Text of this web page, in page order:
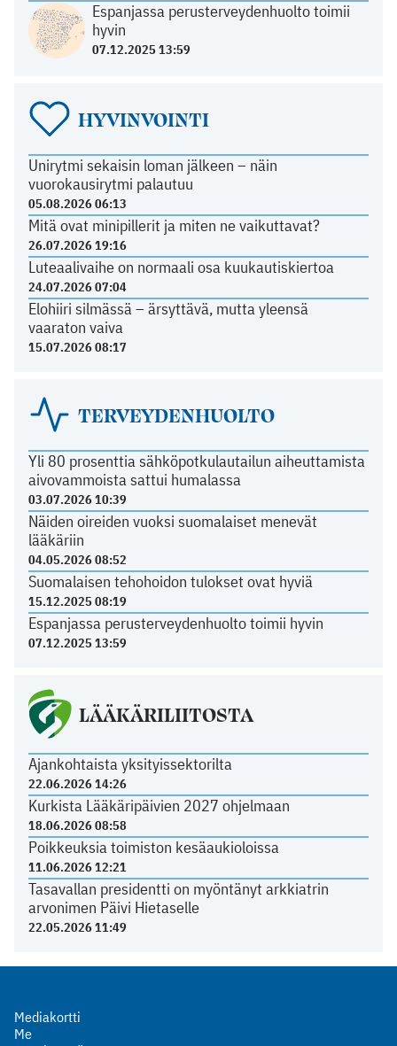
Espanjassa perusterveydenhuolto toimii
hyvin
07.12.2025 13:59
HYVINVOINTI
Unirytmi sekaisin loman jälkeen – näin
vuorokausirytmi palautuu
05.08.2026 06:13
Mitä ovat minipillerit ja miten ne vaikuttavat?
26.07.2026 19:16
Luteaalivaihe on normaali osa kuukautiskiertoa
24.07.2026 07:04
Elohiiri silmässä – ärsyttävä, mutta yleensä
vaaraton vaiva
15.07.2026 08:17
TERVEYDENHUOLTO
Yli 80 prosenttia sähköpotkulautailun aiheuttamista
aivovammoista sattui humalassa
03.07.2026 10:39
Näiden oireiden vuoksi suomalaiset menevät
lääkäriin
04.05.2026 08:52
Suomalaisen tehohoidon tulokset ovat hyviä
15.12.2025 08:19
Espanjassa perusterveydenhuolto toimii hyvin
07.12.2025 13:59
LÄÄKÄRILIITOSTA
Ajankohtaista yksityissektorilta
22.06.2026 14:26
Kurkista Lääkäripäivien 2027 ohjelmaan
18.06.2026 08:58
Poikkeuksia toimiston kesäaukioloissa
11.06.2026 12:21
Tasavallan presidentti on myöntänyt arkkiatrin
arvonimen Päivi Hietaselle
22.05.2026 11:49
Mediakortti
Me